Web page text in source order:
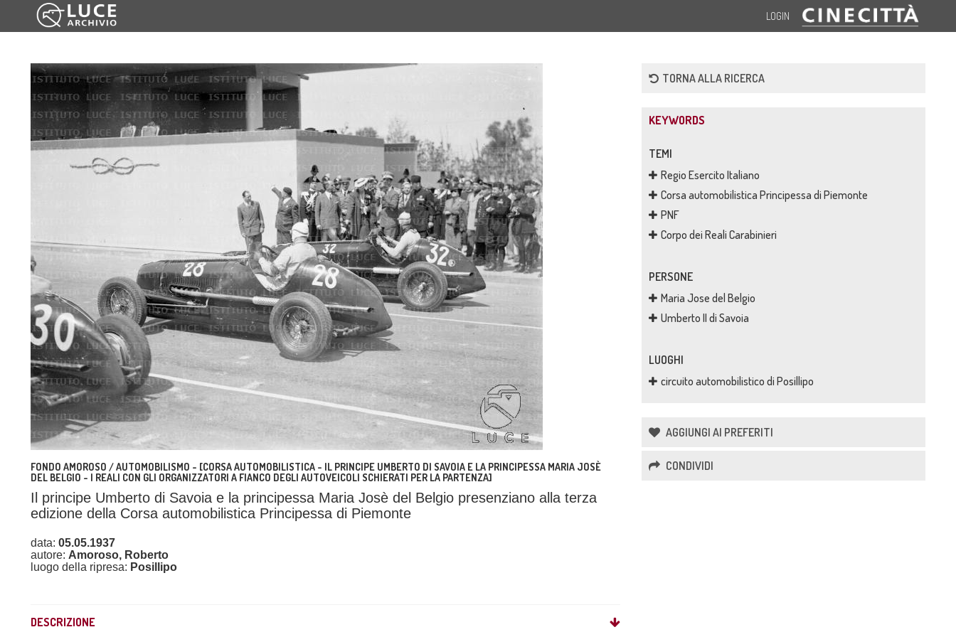
LOGIN
FONDO AMOROSO / AUTOMOBILISMO - [CORSA AUTOMOBILISTICA - IL PRINCIPE UMBERTO DI SAVOIA E LA PRINCIPESSA MARIA JOSÈ
DEL BELGIO - I REALI CON GLI ORGANIZZATORI A FIANCO DEGLI AUTOVEICOLI SCHIERATI PER LA PARTENZA]
Il principe Umberto di Savoia e la principessa Maria Josè del Belgio presenziano alla terza
edizione della Corsa automobilistica Principessa di Piemonte
data: 05.05.1937
autore: Amoroso, Roberto
luogo della ripresa: Posillipo
DESCRIZIONE
TORNA ALLA RICERCA
KEYWORDS
TEMI
Regio Esercito Italiano
Corsa automobilistica Principessa di Piemonte
PNF
Corpo dei Reali Carabinieri
PERSONE
Maria Jose del Belgio
Umberto II di Savoia
LUOGHI
circuito automobilistico di Posillipo
AGGIUNGI AI PREFERITI
CONDIVIDI